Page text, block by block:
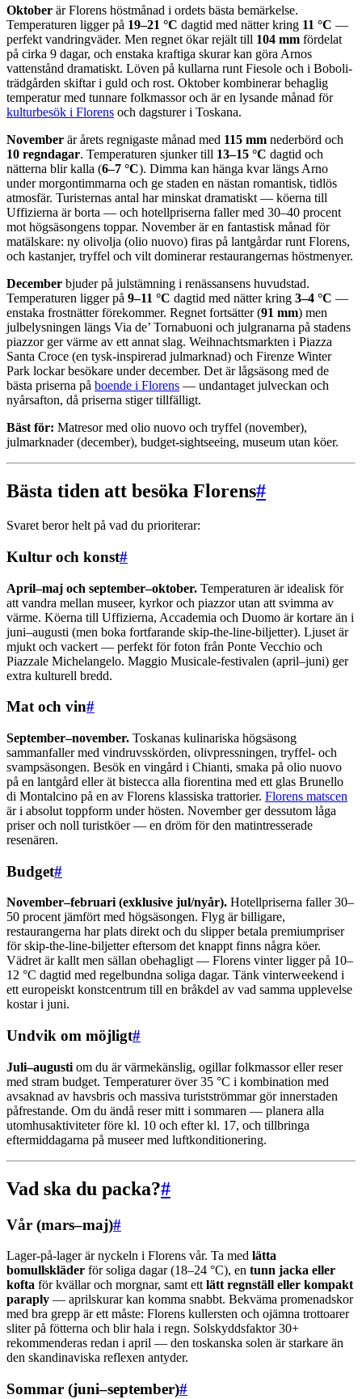
Oktober är Florens höstmånad i ordets bästa bemärkelse.
Temperaturen ligger på 19–21 °C dagtid med nätter kring 11 °C —
perfekt vandringväder. Men regnet ökar rejält till 104 mm fördelat
på cirka 9 dagar, och enstaka kraftiga skurar kan göra Arnos
vattenstånd dramatiskt. Löven på kullarna runt Fiesole och i Boboli-
trädgården skiftar i guld och rost. Oktober kombinerar behaglig
temperatur med tunnare folkmassor och är en lysande månad för
kulturbesök i Florens och dagsturer i Toskana.
November är årets regnigaste månad med 115 mm nederbörd och
10 regndagar. Temperaturen sjunker till 13–15 °C dagtid och
nätterna blir kalla (6–7 °C). Dimma kan hänga kvar längs Arno
under morgontimmarna och ge staden en nästan romantisk, tidlös
atmosfär. Turisternas antal har minskat dramatiskt — köerna till
Uffizierna är borta — och hotellpriserna faller med 30–40 procent
mot högsäsongens toppar. November är en fantastisk månad för
matälskare: ny olivolja (olio nuovo) firas på lantgårdar runt Florens,
och kastanjer, tryffel och vilt dominerar restaurangernas höstmenyer.
December bjuder på julstämning i renässansens huvudstad.
Temperaturen ligger på 9–11 °C dagtid med nätter kring 3–4 °C —
enstaka frostnätter förekommer. Regnet fortsätter (91 mm) men
julbelysningen längs Via de’ Tornabuoni och julgranarna på stadens
piazzor ger värme av ett annat slag. Weihnachtsmarkten i Piazza
Santa Croce (en tysk-inspirerad julmarknad) och Firenze Winter
Park lockar besökare under december. Det är lågsäsong med de
bästa priserna på boende i Florens — undantaget julveckan och
nyårsafton, då priserna stiger tillfälligt.
Bäst för: Matresor med olio nuovo och tryffel (november),
julmarknader (december), budget-sightseeing, museum utan köer.
Bästa tiden att besöka Florens#
Svaret beror helt på vad du prioriterar:
Kultur och konst#
April–maj och september–oktober. Temperaturen är idealisk för
att vandra mellan museer, kyrkor och piazzor utan att svimma av
värme. Köerna till Uffizierna, Accademia och Duomo är kortare än i
juni–augusti (men boka fortfarande skip-the-line-biljetter). Ljuset är
mjukt och vackert — perfekt för foton från Ponte Vecchio och
Piazzale Michelangelo. Maggio Musicale-festivalen (april–juni) ger
extra kulturell bredd.
Mat och vin#
September–november. Toskanas kulinariska högsäsong
sammanfaller med vindruvsskörden, olivpressningen, tryffel- och
svampsäsongen. Besök en vingård i Chianti, smaka på olio nuovo
på en lantgård eller ät bistecca alla fiorentina med ett glas Brunello
di Montalcino på en av Florens klassiska trattorier. Florens matscen
är i absolut toppform under hösten. November ger dessutom låga
priser och noll turistköer — en dröm för den matintresserade
resenären.
Budget#
November–februari (exklusive jul/nyår). Hotellpriserna faller 30–
50 procent jämfört med högsäsongen. Flyg är billigare,
restaurangerna har plats direkt och du slipper betala premiumpriser
för skip-the-line-biljetter eftersom det knappt finns några köer.
Vädret är kallt men sällan obehagligt — Florens vinter ligger på 10–
12 °C dagtid med regelbundna soliga dagar. Tänk vinterweekend i
ett europeiskt konstcentrum till en bråkdel av vad samma upplevelse
kostar i juni.
Undvik om möjligt#
Juli–augusti om du är värmekänslig, ogillar folkmassor eller reser
med stram budget. Temperaturer över 35 °C i kombination med
avsaknad av havsbris och massiva turistströmmar gör innerstaden
påfrestande. Om du ändå reser mitt i sommaren — planera alla
utomhusaktiviteter före kl. 10 och efter kl. 17, och tillbringa
eftermiddagarna på museer med luftkonditionering.
Vad ska du packa?#
Vår (mars–maj)#
Lager-på-lager är nyckeln i Florens vår. Ta med lätta
bomullskläder för soliga dagar (18–24 °C), en tunn jacka eller
kofta för kvällar och morgnar, samt ett lätt regnställ eller kompakt
paraply — aprilskurar kan komma snabbt. Bekväma promenadskor
med bra grepp är ett måste: Florens kullersten och ojämna trottoarer
sliter på fötterna och blir hala i regn. Solskyddsfaktor 30+
rekommenderas redan i april — den toskanska solen är starkare än
den skandinaviska reflexen antyder.
Sommar (juni–september)#